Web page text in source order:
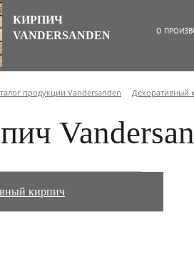
КИРПИЧ
VANDERSANDEN
О
продукции Vandersanden Декоративный
кирпич